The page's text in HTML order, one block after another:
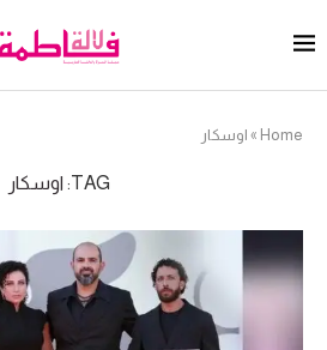
Home
» اوسكار
TAG: اوسكار